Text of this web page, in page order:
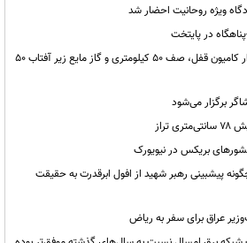
ویژه روحانیت احضار شد
در پایتخت
ریمـدان در آستانه بحران؛ ۳ هزار کامیون قفل، صف ۵۰ کیلومتری و گاز مایع زیر آفتاب ۵۰
برگزار می‌شود
بریکس در نیویورک
پیشبینی رهبر شهید از افول ابرقدرت به حقیقت
عراق برای سفر به ریاض